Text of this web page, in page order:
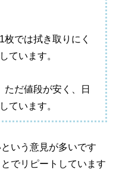
枚では拭き取りにく
ています。
ただ値段が安く、日
ています。
いう意見が多いです
でリピートしています